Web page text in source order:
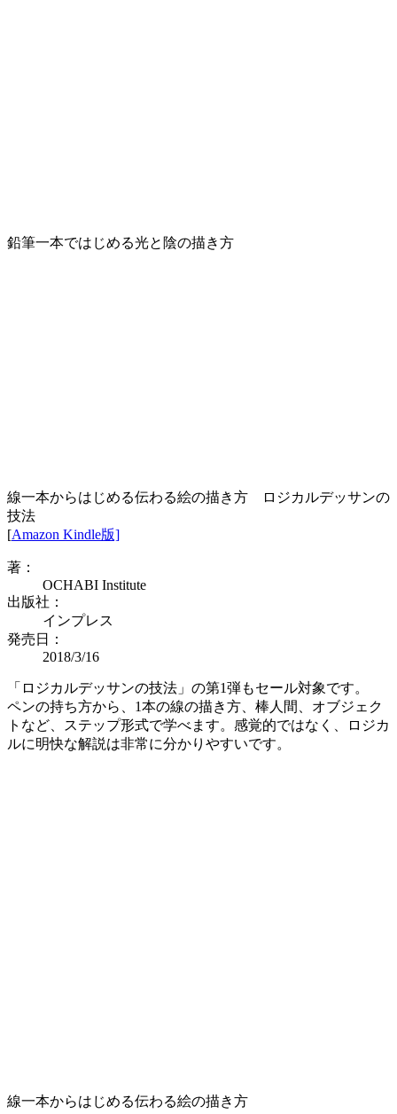
鉛筆一本ではじめる光と陰の描き方
線一本からはじめる伝わる絵の描き方 ロジカルデッサンの
技法
[Amazon Kindle版]
著：
OCHABI Institute
出版社：
インプレス
発売日：
2018/3/16
「ロジカルデッサンの技法」の第1弾もセール対象です。
ペンの持ち方から、1本の線の描き方、棒人間、オブジェク
トなど、ステップ形式で学べます。感覚的ではなく、ロジカ
ルに明快な解説は非常に分かりやすいです。
線一本からはじめる伝わる絵の描き方